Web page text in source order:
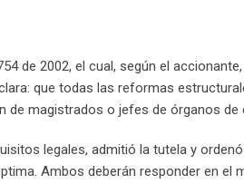
de 2002, el cual, según el
que todas las reformas
de magistrados o jefes de órganos de
legales, admitió la tutela y
Ambos deberán responder en el